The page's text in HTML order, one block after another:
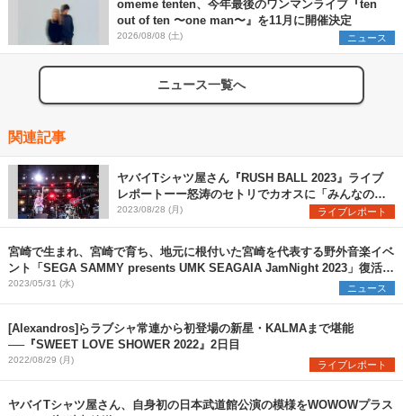
omeme tenten、今年最後のワンマンライブ『ten
out of ten 〜one man〜』を11月に開催決定
2026/08/08 (土) ニュース
ニュース一覧へ
関連記事
ヤバイTシャツ屋さん『RUSH BALL 2023』ライブ
レポートーー怒涛のセトリでカオスに「みんなの体
力を奪いに来ました！」
2023/08/28 (月) ライブレポート
宮崎で生まれ、宮崎で育ち、地元に根付いた宮崎を代表する野外音楽イベ
ント「SEGA SAMMY presents UMK SEAGAIA JamNight 2023」復活開
催！
2023/05/31 (水) ニュース
[Alexandros]らラブシャ常連から初登場の新星・KALMAまで堪能
──『SWEET LOVE SHOWER 2022』2日目
2022/08/29 (月) ライブレポート
ヤバイTシャツ屋さん、自身初の日本武道館公演の模様をWOWOWプラス